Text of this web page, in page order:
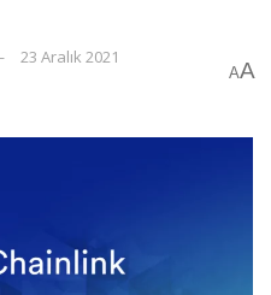
23 Aralık 2021
AA